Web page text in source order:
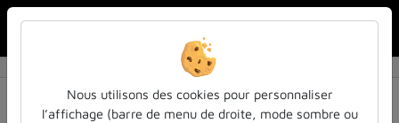
Résultats de la recherche
Nous utilisons des cookies pour personnaliser
l’affichage (barre de menu de droite, mode sombre ou